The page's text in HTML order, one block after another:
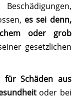
es sei denn,
oder grob
gesetzlichen
für Schäden aus
oder bei